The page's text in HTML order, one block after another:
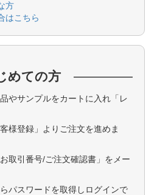
方
はこちら
めての方
やサンプルをカートに入れ「レ
様登録」よりご注文を進めま
取引番号/ご注文確認書」をメー
パスワードを取得しログインで